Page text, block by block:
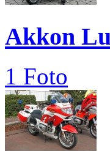
Akkon
1 Foto